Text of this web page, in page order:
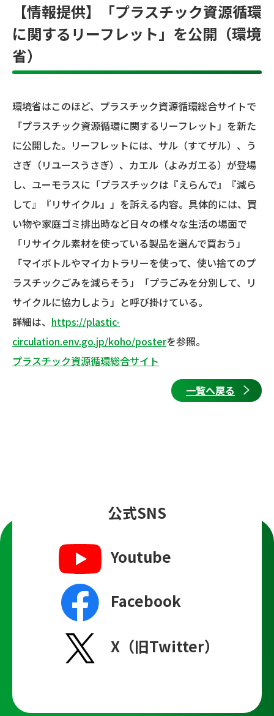
【情報提供】「プラスチック資源循環
に関するリーフレット」を公開（環境
省）
環境省はこのほど、プラスチック資源循環総合サイトで
「プラスチック資源循環に関するリーフレット」を新た
に公開した。リーフレットには、サル（すてザル）、う
さぎ（リユースうさぎ）、カエル（よみガエる）が登場
し、ユーモラスに「プラスチックは『えらんで』『減ら
して』『リサイクル』」を訴える内容。具体的には、買
い物や家庭ゴミ排出時など日々の様々な生活の場面で
「リサイクル素材を使っている製品を選んで買おう」
「マイボトルやマイカトラリーを使って、使い捨てのプ
ラスチックごみを減らそう」「プラごみを分別して、リ
サイクルに協力しよう」と呼び掛けている。
詳細は、 https://plastic-
circulation.env.go.jp/koho/posterを参照。
プラスチック資源循環総合サイト
一覧へ戻る
公式SNS
Youtube
Facebook
X（旧Twitter）